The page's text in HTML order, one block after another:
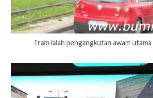
Tram ialah pengangkutan awam